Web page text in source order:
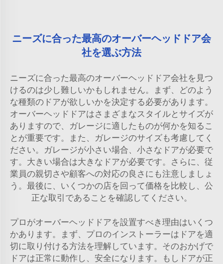
ニーズに合った最高のオーバーヘッドドア会
社を選ぶ方法
ニーズに合った最高のオーバーヘッドドア会社を見つ
けるのは少し難しいかもしれません。まず、どのよう
な種類のドアが欲しいかを決定する必要があります。
オーバーヘッドドアはさまざまなスタイルとサイズが
ありますので、ガレージに適したものが何かを知るこ
とが重要です。また、ガレージのサイズも考慮してく
ださい。ガレージが小さい場合、小さなドアが必要で
す。大きい場合は大きなドアが必要です。さらに、従
業員の親切さや顧客への対応の良さにも注意しましょ
う。最後に、いくつかの店を回って価格を比較し、公
正な取引であることを確認してください。
プロがオーバーヘッドドアを設置すべき理由はいくつ
かあります。まず、プロのインストーラーはドアを適
切に取り付ける方法を理解しています。そのおかげで
ドアは正常に動作し、安全になります。もしドアが正